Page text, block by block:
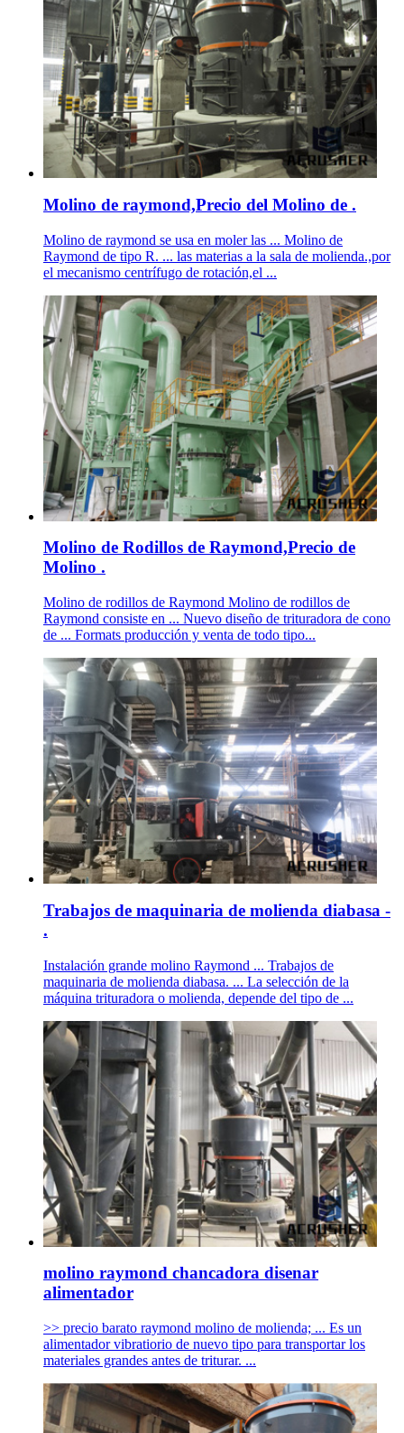
Molino de raymond,Precio del Molino de .
Molino de raymond se usa en moler las ... Molino de
Raymond de tipo R. ... las materias a la sala de molienda.,por
el mecanismo centrífugo de rotación,el ...
Molino de Rodillos de Raymond,Precio de
Molino .
Molino de rodillos de Raymond Molino de rodillos de
Raymond consiste en ... Nuevo diseño de trituradora de cono
de ... Formats producción y venta de todo tipo...
Trabajos de maquinaria de molienda diabasa -
.
Instalación grande molino Raymond ... Trabajos de
maquinaria de molienda diabasa. ... La selección de la
máquina trituradora o molienda, depende del tipo de ...
molino raymond chancadora disenar
alimentador
>> precio barato raymond molino de molienda; ... Es un
alimentador vibratiorio de nuevo tipo para transportar los
materiales grandes antes de triturar. ...